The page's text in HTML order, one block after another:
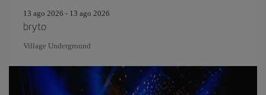
13 ago 2026 - 13 ago 2026
bryto
Village Underground